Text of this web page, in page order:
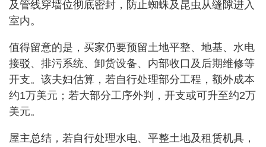
及管线穿墙位彻底密封，防止蜘蛛及昆虫从缝隙进入
室内。
值得留意的是，买家仍要预留土地平整、地基、水电
接驳、排污系统、卸货设备、内部收口及后期维修等
开支。该夫妇估算，若自行处理部分工程，额外成本
约1万美元；若大部分工序外判，开支或可升至约2万
美元。
屋主总结，若自行处理水电、平整土地及租赁机具，